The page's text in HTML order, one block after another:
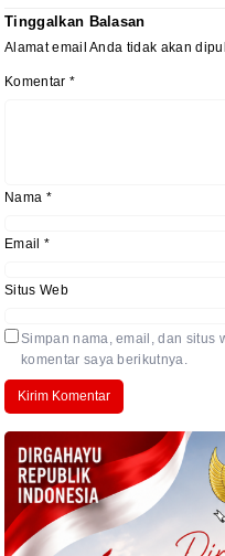
Tinggalkan Balasan
Alamat email Anda tidak akan
Komentar *
Nama *
Email *
Situs Web
Simpan nama, email, dan situs
komentar saya berikutnya.